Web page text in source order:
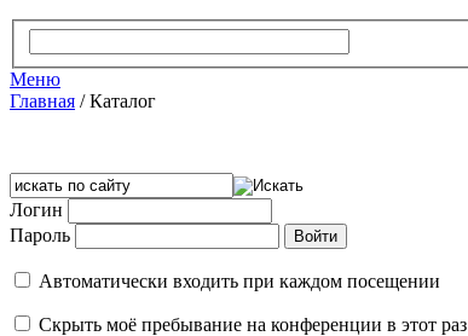
Меню
Главная /Каталог
Логин
Пароль
Автоматически входить при каждом посещении
Скрыть моё пребывание на конференции в этот раз